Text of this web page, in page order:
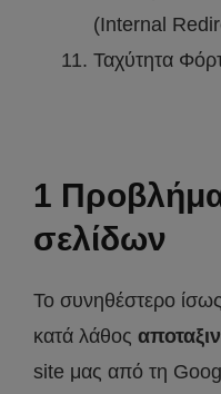
(Internal
Ταχύτητα
1
σελίδων
Το συνηθέστερο
κατά λάθος
site μας από τη